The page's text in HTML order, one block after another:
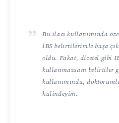
Bu ilacı kullanımında
İBS belirtilerimle başa
oldu. Fakat, dicetel gibi
kullanmazsam belirtiler
kullanımında,
halindeyim.